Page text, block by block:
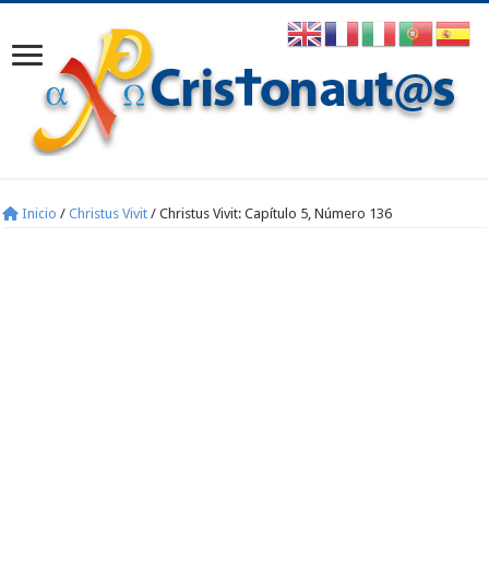
Inicio / Christus Vivit / Christus Vivit: Capítulo 5, Número 136